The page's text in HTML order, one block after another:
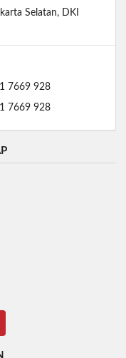
Selatan, DKI
7669 928
7669 928